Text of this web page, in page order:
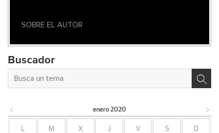
SOBRE EL AUTOR
Buscador
enero 2020
M X J V S D